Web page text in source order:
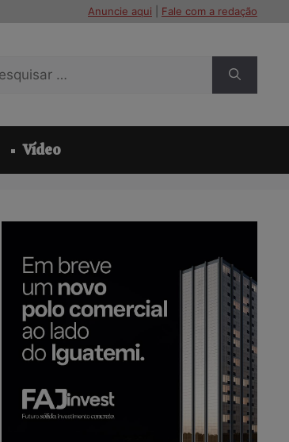
Anuncie aqui Fale com a redação
Vídeo